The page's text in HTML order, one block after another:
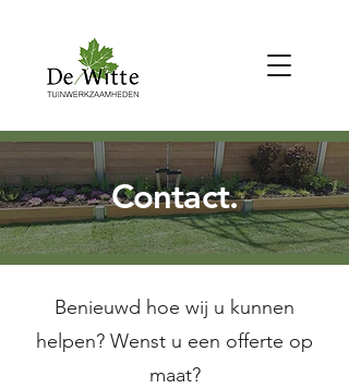
Contact.
Benieuwd hoe wij u kunnen
helpen? Wenst u een offerte op
maat?